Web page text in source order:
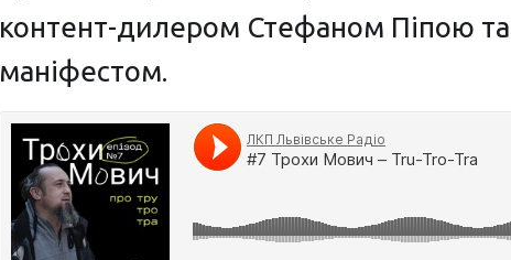
контент-дилером Стефаном Піпою
маніфестом.